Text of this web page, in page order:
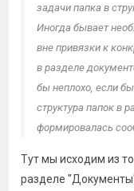
задачи папка в
Иногда бывает
вне привязки к
в разделе
бы неплохо, если
структура папок в
формировалась
самих документов
Тут мы исходим из
разделе